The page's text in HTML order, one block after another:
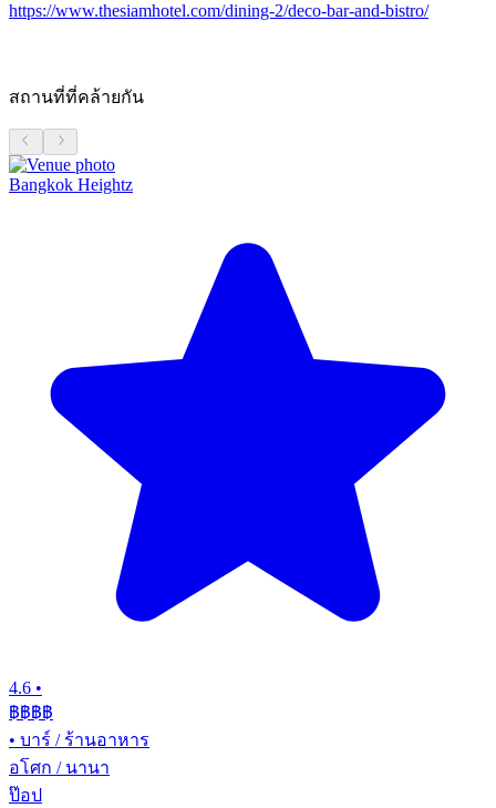
https://www.thesiamhotel.com/dining-2/deco-bar-and-bistro/
สถานที่ที่คล้ายกัน
Bangkok Heightz
4.6 •
฿฿฿฿
• บาร์ / ร้านอาหาร
อโศก / นานา
ป๊อป